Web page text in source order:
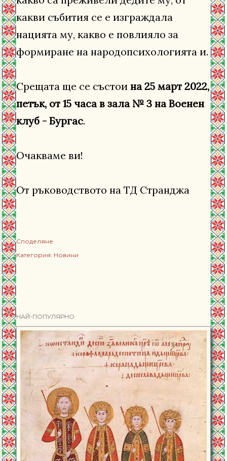
какви събития се е изграждала
нацията му, какво е повлияло за
формиране на народопсихологията и.
Срещата ще се състои на 25 март 2022,
петък, от 15 часа в зала № 3 на Военен
клуб - Бургас.
Очакваме ви!
От ръководството на ТД Странджа
Споделяне
Категория: Новини
НАЙ-ПОПУЛЯРНО